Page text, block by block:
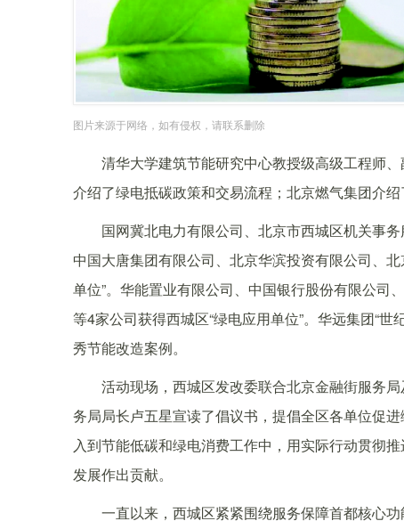
图片来源于网络，如有侵权，请联系删除
清华大学建筑节能研究中心教授级高级工程师
介绍了绿电抵碳政策和交易流程；北京燃气集团介
国网冀北电力有限公司、北京市西城区机关事
中国大唐集团有限公司、北京华滨投资有限公司、
单位”。华能置业有限公司、中国银行股份有限公司
等4家公司获得西城区“绿电应用单位”。华远集团“
秀节能改造案例。
活动现场，西城区发改委联合北京金融街服务
务局局长卢五星宣读了倡议书，提倡全区各单位促
入到节能低碳和绿电消费工作中，用实际行动贯彻
发展作出贡献。
一直以来，西城区紧紧围绕服务保障首都核心